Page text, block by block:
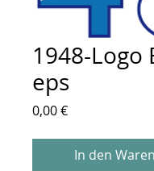
1948-Logo
eps
0,00 €Preis
In den